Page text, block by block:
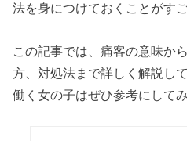
法を身につけておくことがす
この記事では、痛客の意味か
方、対処法まで詳しく解説し
働く女の子はぜひ参考にして